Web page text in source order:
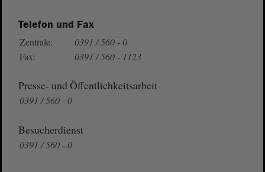
Telefon und Fax
Zentrale:
0391 / 560 - 0
Fax:
0391 / 560 - 1123
Presse- und Öffentlichkeitsarbeit
0391 / 560 - 0
Besucherdienst
0391 / 560 - 0